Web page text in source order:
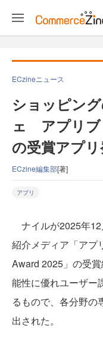
ECzineニュース
ショッピン
ェ アプリブ
の受賞アプ
ECzine編集部[著]
アプリ
ナイルが2025年12
紹介メディア「アプ
Award 2025」の受
能性に優れユーザー
るもので、各分野の
出された。